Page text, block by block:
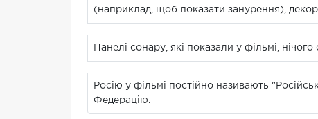
(наприклад, щоб показати занурення),
Панелі сонару, які показали у фільмі,
Росію у фільмі постійно називають
Федерацію.